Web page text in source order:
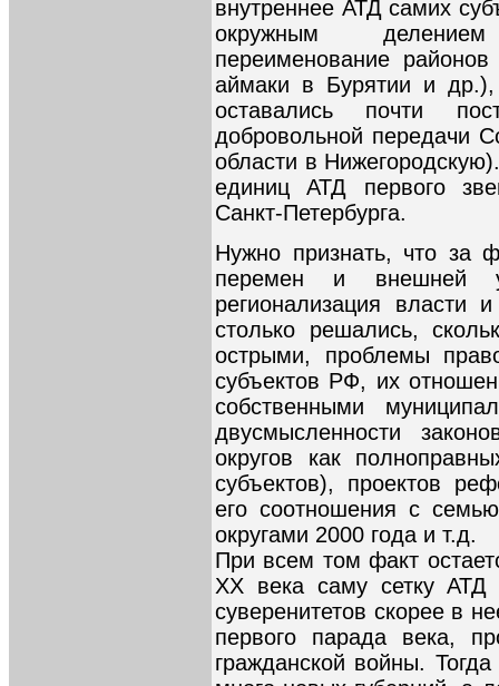
внутреннее АТД самих
окружным
переименование
аймаки в Бурятии и
оставались почти
добровольной передачи
области в
единиц АТД первого
Санкт-Петербурга.
Нужно признать, что за
перемен и внешней
регионализация власти
столько решались,
острыми, проблемы
субъектов РФ, их
собственными
двусмысленности
округов как
субъектов), проектов
его соотношения с
округами 2000 года и т.д.
При всем том факт
XX века саму сетку АТД
суверенитетов скорее в
первого парада века,
гражданской войны.